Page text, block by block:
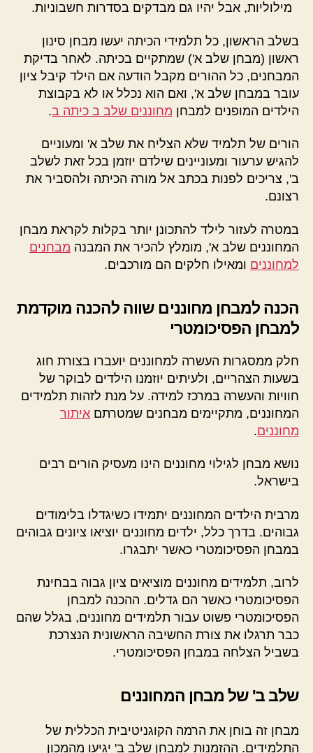
מילוליות, אבל יהיו גם מבדקים בסדרות חשבוניות.
בשלב הראשון, כל תלמידי הכיתה יעשו מבחן סינון
ראשון (מבחן שלב א') שמתקיים בכיתה. לאחר בדיקת
המבחנים, כל ההורים מקבל הודעה אם הילד קיבל ציון
עובר במבחן שלב א', ואם הוא נכלל או לא בקבוצת
הילדים המופנים למבחן מחוננים שלב ב כיתה ב.
הורים של תלמיד שלא הצליח את שלב א' ומעוניים
להגיש ערעור ומעוניינים שילדם יוזמן בכל זאת לשלב
ב', צריכים לפנות בכתב אל מורה הכיתה ולהסביר את
רצונם.
במטרה לעזור לילד להתכונן יותר בקלות לקראת מבחן
המחוננים שלב א', מומלץ להכיר את המבנה מבחנים
למחוננים ומאילו חלקים הם מורכבים.
הכנה למבחן מחוננים שווה להכנה מוקדמת
למבחן הפסיכומטרי
חלק ממסגרות העשרה למחוננים יועברו בצורת חוג
בשעות הצהריים, ולעיתים יוזמנו הילדים לבוקר של
חוויות והעשרה במרכז למידה. על מנת לזהות תלמידים
המחוננים, מתקיימים מבחנים שמטרתם איתור
מחוננים.
נושא מבחן לגילוי מחוננים הינו מעסיק הורים רבים
בישראל.
מרבית הילדים המחוננים יתמידו כשיגדלו בלימודים
גבוהים. בדרך כלל, ילדים מחוננים יוציאו ציונים גבוהים
במבחן הפסיכומטרי כאשר יתבגרו.
לרוב, תלמידים מחוננים מוציאים ציון גבוה בבחינת
הפסיכומטרי כאשר הם גדלים. ההכנה למבחן
הפסיכומטרי פשוט עבור תלמידים מחוננים, בגלל שהם
כבר תרגלו את צורת החשיבה הראשונית הנצרכת
בשביל הצלחה במבחן הפסיכומטרי.
שלב ב' של מבחן המחוננים
מבחן זה בוחן את הרמה הקוגניטיבית הכללית של
התלמידים. ההזמנות למבחן שלב ב' יגיעו מהמכון